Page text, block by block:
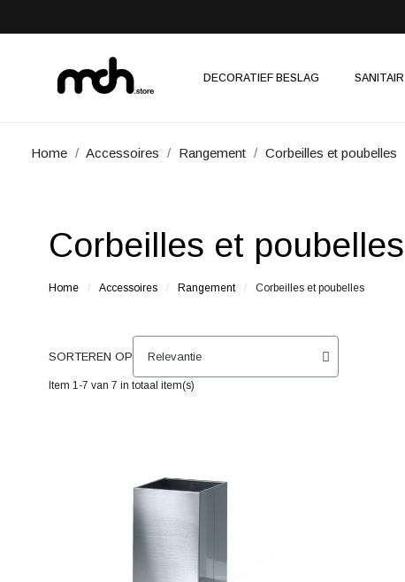
DECORATIEF BESLAG SANITAIR
Home Accessoires Rangement Corbeilles et poubelles
Corbeilles et poubelles
Home Accessoires Rangement Corbeilles et poubelles
SORTEREN OP
Item 1-7 van 7 in totaal item(s)